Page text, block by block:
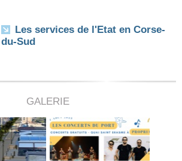
Les services de l'Etat en Corse-
du-Sud
GALERIE